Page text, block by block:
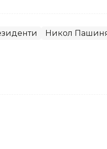
Никол